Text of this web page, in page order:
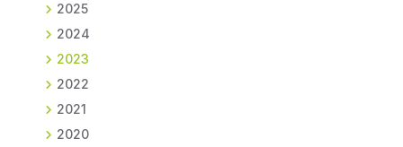
2025
2024
2023
2022
2021
2020